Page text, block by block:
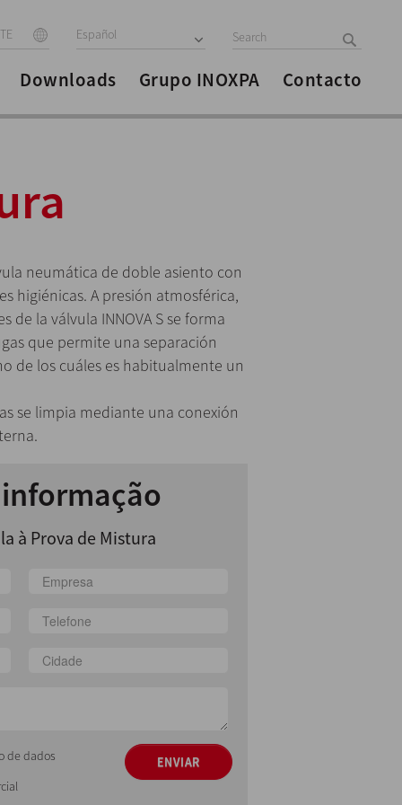
Español
Downloads Grupo INOXPA Contacto
neumática de doble asiento con
higiénicas. A presión atmosférica,
de la válvula INNOVA S se forma
que permite una separación
de los cuáles es habitualmente un
se limpia mediante una conexión
à Prova de Mistura
de dados
ENVIAR